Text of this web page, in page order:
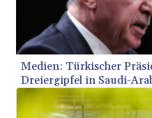
Medien: Türkischer
Dreiergipfel in Saudi-